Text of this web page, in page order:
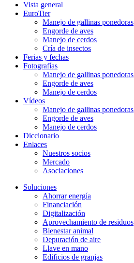
Vista general
EuroTier
Manejo de gallinas ponedoras
Engorde de aves
Manejo de cerdos
Cría de insectos
Ferias y fechas
Fotografías
Manejo de gallinas ponedoras
Engorde de aves
Manejo de cerdos
Vídeos
Manejo de gallinas ponedoras
Engorde de aves
Manejo de cerdos
Diccionario
Enlaces
Nuestros socios
Mercado
Asociaciones
Soluciones
Ahorrar energía
Financiación
Digitalización
Aprovechamiento de residuos
Bienestar animal
Depuración de aire
Llave en mano
Edificios de granjas